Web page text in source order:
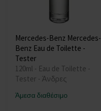
Mercedes-Benz Mercedes-
Benz Eau de Toilette -
Tester
120ml - Eau de Toilette -
Tester - Άνδρες
Άμεσα διαθέσιμο